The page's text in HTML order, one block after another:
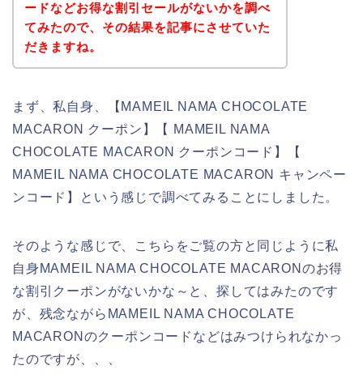
ードなどお得な割引セールがないかを調べ
てみたので、その結果を記事にさせていた
だきますね。
まず、私自身、【MAMEIL NAMA CHOCOLATE
MACARON クーポン】【 MAMEIL NAMA
CHOCOLATE MACARON クーポンコード】【
MAMEIL NAMA CHOCOLATE MACARON キャンペー
ンコード】という感じで調べてみることにしました。
そのような感じで、こちらをご覧の方と同じように私
自身MAMEIL NAMA CHOCOLATE MACARONのお得
な割引クーポンがないかな～と、探してはみたのです
が、残念ながらMAMEIL NAMA CHOCOLATE
MACARONのクーポンコードなどはみつけられなかっ
たのですが、、、